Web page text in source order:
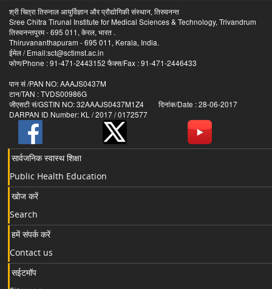
श्री चित्रा तिरुनाल आयुर्विज्ञान और प्रौद्योगिकी संस्थान, तिरुवनन्त
Sree Chitra Tirunal Institute for Medical Sciences & Technology, Trivandrum
तिरुवनन्तपुरम - 695 011, केरल, भारत .
Thiruvananthapuram - 695 011, Kerala, India.
ईमेल / Email:sct@sctimst.ac.in
फोण/Phone : 91-471-2443152 फैक्स/Fax : 91-471-2446433
पान सं /PAN NO: AAAJS0437M
टान/TAN : TVDS00986G
जीएसटी सं/GSTIN NO: 32AAAJS0437M1Z4 दिनांक/Date : 28-06-2017
DARPAN ID Number: KL / 2017 / 0172577
सार्वजनिक स्वास्थ शिक्षा
Public Health Education
खोज करें
Search
हमें संपर्क करें
Contact us
सईटमॉप